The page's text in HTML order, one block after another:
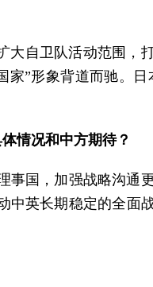
大自卫队活动范围，
”形象背道而驰。日
情况和中方期待？
国，加强战略沟通更
中英长期稳定的全面